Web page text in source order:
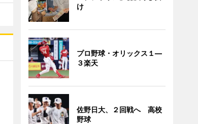
け
プロ野球・オリックス１―
３楽天
佐野日大、２回戦へ 高校
野球